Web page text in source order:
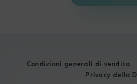
Condizioni generali di vendita
Privacy della